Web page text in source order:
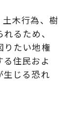
木行為、樹
るため、
りたい地権
住民およ
生じる恐れ